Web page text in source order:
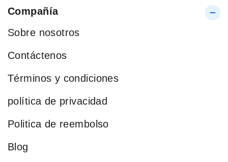
Compañía
Sobre nosotros
Contáctenos
Términos y condiciones
política de privacidad
Politica de reembolso
Blog